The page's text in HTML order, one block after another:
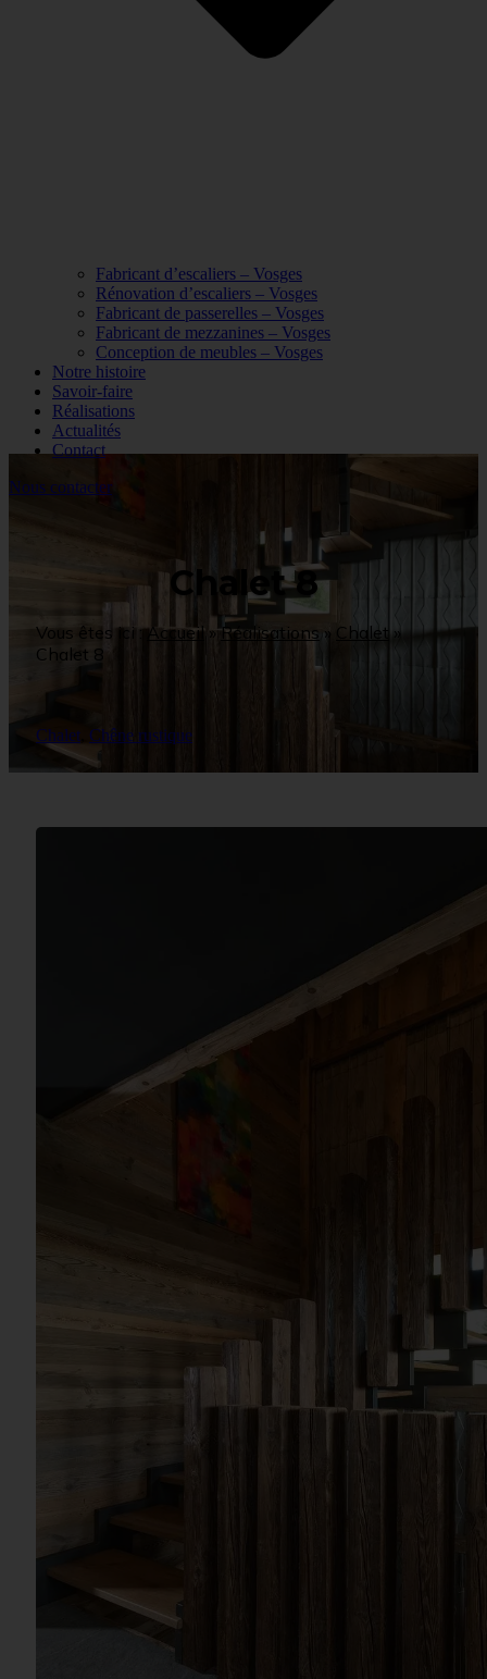
Fabricant d’escaliers – Vosges
Rénovation d’escaliers – Vosges
Fabricant de passerelles – Vosges
Fabricant de mezzanines – Vosges
Conception de meubles – Vosges
Notre histoire
Savoir-faire
Réalisations
Actualités
Contact
Nous contacter
Chalet 8
Vous êtes ici :Accueil »Réalisations » Chalet »
Chalet 8
Chalet Chêne rustique